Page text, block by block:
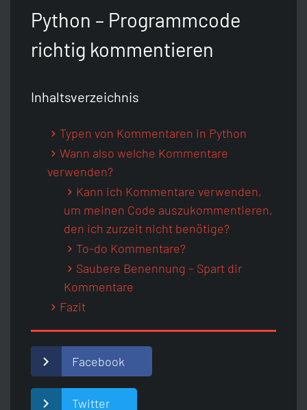
Python
Java
JavaScript
Zurück
Unix-Timestamp Umrechner
HTTP-Header Auslesen
SEO Crawler
WordPress Analyse
WordPress Passwort Hash
Zurück
Raspberry Pi
Zurück
Artikel Idee
Discord Server
Sitemap
Zurück
Python – Programmcode
richtig kommentieren
Inhaltsverzeichnis
Typen von Kommentaren in Python
Wann also welche Kommentare
verwenden?
Kann ich Kommentare verwenden,
um meinen Code auszukommentieren,
den ich zurzeit nicht benötige?
To-do Kommentare?
Saubere Benennung – Spart dir
Kommentare
Fazit
Facebook
Twitter